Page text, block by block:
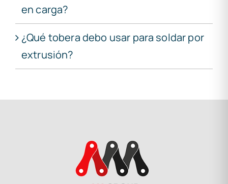
en carga?
¿Qué tobera debo usar para soldar por
extrusión?